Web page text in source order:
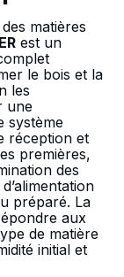
matières
est un
le bois et la
les
une
système
réception et
premières,
des
préparé. La
aux
de matière
initial et